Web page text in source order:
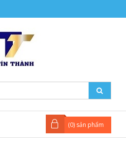
(0) sản phẩm